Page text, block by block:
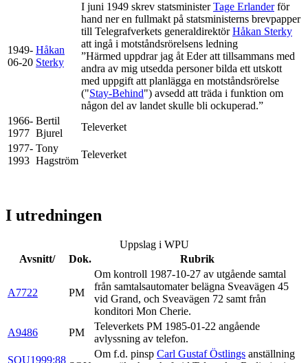
1949-
06-20
Håkan
Sterky
I juni 1949 skrev statsministerTage Erlanderför
hand ner en fullmakt på statsministerns brevpapper
till Telegrafverkets generaldirektörHåkan Sterky
att ingå i motståndsrörelsens ledning
”Härmed uppdrar jag åt Eder att tillsammans med
andra av mig utsedda personer bilda ett utskott
med uppgift att planlägga en motståndsrörelse
("Stay-Behind") avsedd att träda i funktion om
någon del av landet skulle bli ockuperad.”
1966-
1977
Bertil
Bjurel
Televerket
1977-
1993
Tony
Hagström
Televerket
I utredningen
Uppslag i WPU
Avsnitt/
Dok. Rubrik
A7722 PM
Om kontroll 1987-10-27 av utgående samtal
från samtalsautomater belägna Sveavägen 45
vid Grand, och Sveavägen 72 samt från
konditori Mon Cherie.
A9486
PM
Televerkets PM 1985-01-22 angående
avlyssning av telefon.
SOU1999:88
Om f.d. pinsp Carl Gustaf Östlings anställning